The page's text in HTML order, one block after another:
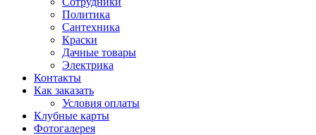
Политика
Сантехника
Краски
Дачные товары
Электрика
Контакты
Как заказать
Условия оплаты
Клубные карты
Фотогалерея